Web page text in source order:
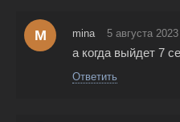
M mina 5 августа
а когда выйдет 7
Ответить